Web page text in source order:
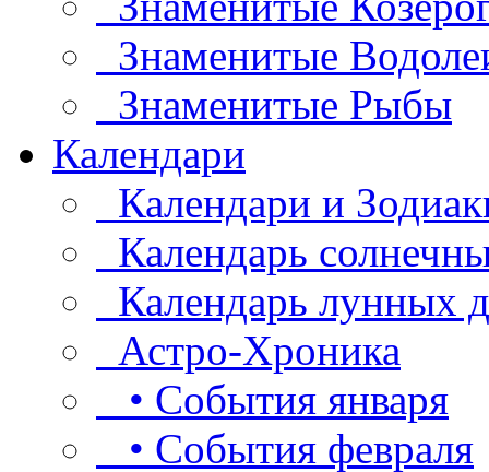
Знаменитые
Знаменитые Рыбы
Календари
Календари и
Календарь
Календарь лунных
Астро-Хроника
• События января
• События февраля